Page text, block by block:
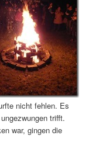
nicht fehlen. Es
trifft.
war, gingen die